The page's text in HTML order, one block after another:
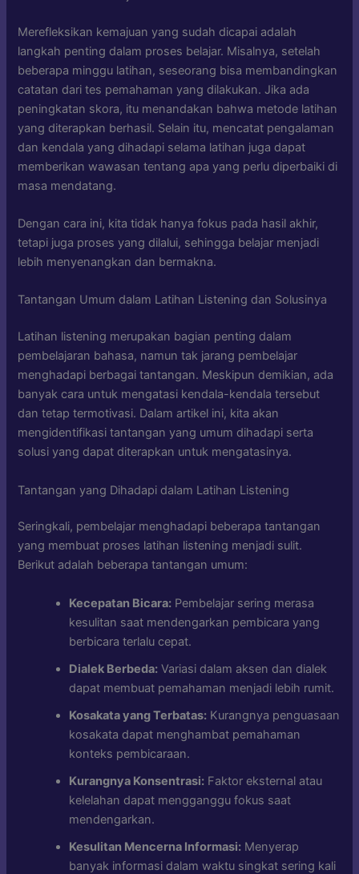
Merefleksikan kemajuan yang sudah dicapai adalah
langkah penting dalam proses belajar. Misalnya, setelah
beberapa minggu latihan, seseorang bisa membandingkan
catatan dari tes pemahaman yang dilakukan. Jika ada
peningkatan skora, itu menandakan bahwa metode latihan
yang diterapkan berhasil. Selain itu, mencatat pengalaman
dan kendala yang dihadapi selama latihan juga dapat
memberikan wawasan tentang apa yang perlu diperbaiki di
masa mendatang.
Dengan cara ini, kita tidak hanya fokus pada hasil akhir,
tetapi juga proses yang dilalui, sehingga belajar menjadi
lebih menyenangkan dan bermakna.
Tantangan Umum dalam Latihan Listening dan Solusinya
Latihan listening merupakan bagian penting dalam
pembelajaran bahasa, namun tak jarang pembelajar
menghadapi berbagai tantangan. Meskipun demikian, ada
banyak cara untuk mengatasi kendala-kendala tersebut
dan tetap termotivasi. Dalam artikel ini, kita akan
mengidentifikasi tantangan yang umum dihadapi serta
solusi yang dapat diterapkan untuk mengatasinya.
Tantangan yang Dihadapi dalam Latihan Listening
Seringkali, pembelajar menghadapi beberapa tantangan
yang membuat proses latihan listening menjadi sulit.
Berikut adalah beberapa tantangan umum:
Kecepatan Bicara: Pembelajar sering merasa
kesulitan saat mendengarkan pembicara yang
berbicara terlalu cepat.
Dialek Berbeda: Variasi dalam aksen dan dialek
dapat membuat pemahaman menjadi lebih rumit.
Kosakata yang Terbatas: Kurangnya penguasaan
kosakata dapat menghambat pemahaman
konteks pembicaraan.
Kurangnya Konsentrasi: Faktor eksternal atau
kelelahan dapat mengganggu fokus saat
mendengarkan.
Kesulitan Mencerna Informasi: Menyerap
banyak informasi dalam waktu singkat sering kali